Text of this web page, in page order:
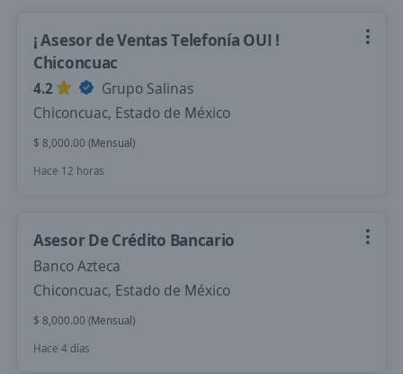
¡ Asesor de Ventas Telefonía OUI !
Chiconcuac
4.2
Grupo Salinas
Chiconcuac, Estado de México
$ 8,000.00 (Mensual)
Hace 12 horas
Asesor De Crédito Bancario
Banco Azteca
Chiconcuac, Estado de México
$ 8,000.00 (Mensual)
Hace 4 días